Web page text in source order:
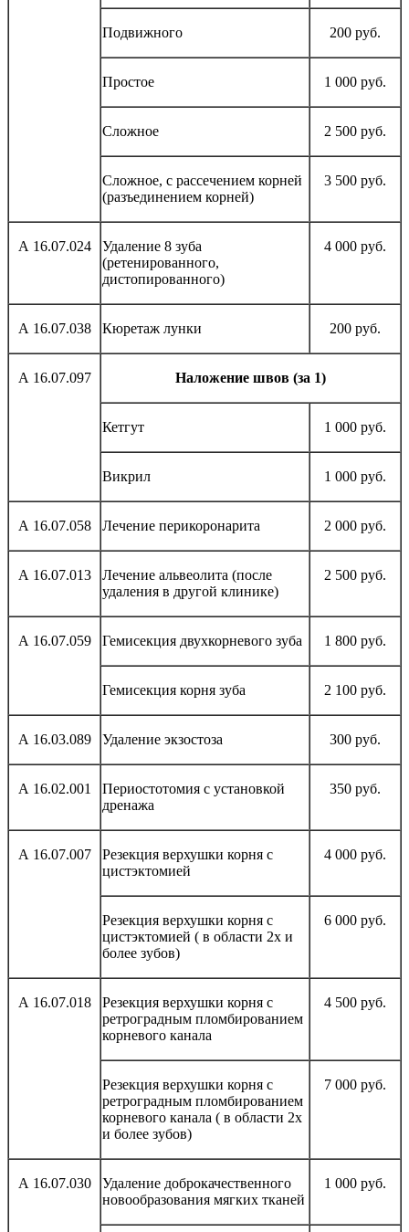
Подвижного 200 руб.
Простое 1 000 руб.
Сложное 2 500 руб.
Сложное, с рассечением корней
(разъединением корней)
3 500 руб.
А 16.07.024
Удаление 8 зуба
(ретенированного,
дистопированного)
4 000 руб.
А 16.07.038 Кюретаж лунки 200 руб.
А 16.07.097 Наложение швов (за 1)
Кетгут 1 000 руб.
Викрил 1 000 руб.
А 16.07.058 Лечение перикоронарита 2 000 руб.
А 16.07.013
Лечение альвеолита (после
удаления в другой клинике)
2 500 руб.
А 16.07.059 Гемисекция двухкорневого зуба 1 800 руб.
Гемисекция корня зуба 2 100 руб.
А 16.03.089 Удаление экзостоза 300 руб.
А 16.02.001
Периостотомия с установкой
дренажа
350 руб.
А 16.07.007
Резекция верхушки корня с
цистэктомией
4 000 руб.
Резекция верхушки корня с
цистэктомией ( в области 2х и
более зубов)
6 000 руб.
А 16.07.018
Резекция верхушки корня с
ретроградным пломбированием
корневого канала
4 500 руб.
Резекция верхушки корня с
ретроградным пломбированием
корневого канала ( в области 2х
и более зубов)
7 000 руб.
А 16.07.030
Удаление доброкачественного
новообразования мягких тканей
1 000 руб.